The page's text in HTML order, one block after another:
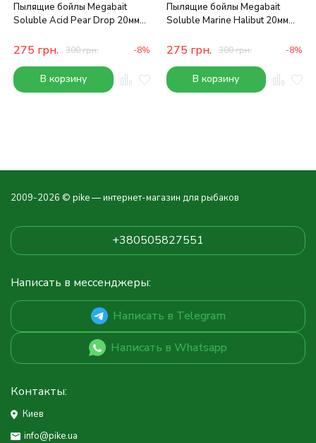
Пылящие бойлы Megabait
Soluble Acid Pear Drop 20мм
275 грн. 300грн. -8%
В корзину
Пылящие бойлы Megabait
Soluble Marine Halibut 20мм
275 грн. 300грн. -8%
В корзину
2009-2026 © pike — интернет-магазин для рыбаков
+380505827551
Написать в мессенджеры:
Написать в Telegram
Написать в Whatsapp
Контакты:
Киев
info@pike.ua